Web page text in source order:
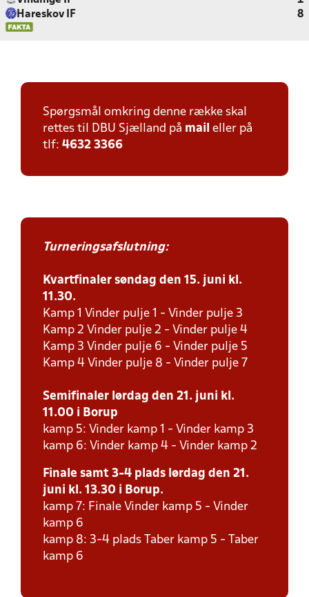
Hareskov IF
8
Spørgsmål omkring denne række skal
rettes til DBU Sjælland på mail eller på
tlf: 4632 3366
Turneringsafslutning:
Kvartfinaler søndag den 15. juni kl.
11.30.
Kamp 1 Vinder pulje 1 - Vinder pulje 3
Kamp 2 Vinder pulje 2 - Vinder pulje 4
Kamp 3 Vinder pulje 6 - Vinder pulje 5
Kamp 4 Vinder pulje 8 - Vinder pulje 7
Semifinaler lørdag den 21. juni kl.
11.00 i Borup
kamp 5: Vinder kamp 1 - Vinder kamp 3
kamp 6: Vinder kamp 4 - Vinder kamp 2
Finale samt 3-4 plads lørdag den 21.
juni kl. 13.30 i Borup.
kamp 7: Finale Vinder kamp 5 - Vinder
kamp 6
kamp 8: 3-4 plads Taber kamp 5 - Taber
kamp 6